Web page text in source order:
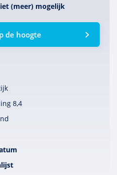
(meer) mogelijk
de hoogte
8,4